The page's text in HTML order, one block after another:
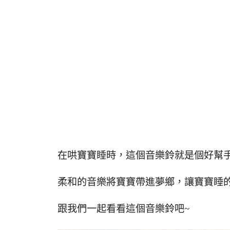
在哄寶寶睡時，這個音樂鈴就是個好幫
柔和的音樂將寶寶帶進夢鄉，讓寶寶睡
跟我們一起看看這個音樂鈴吧~